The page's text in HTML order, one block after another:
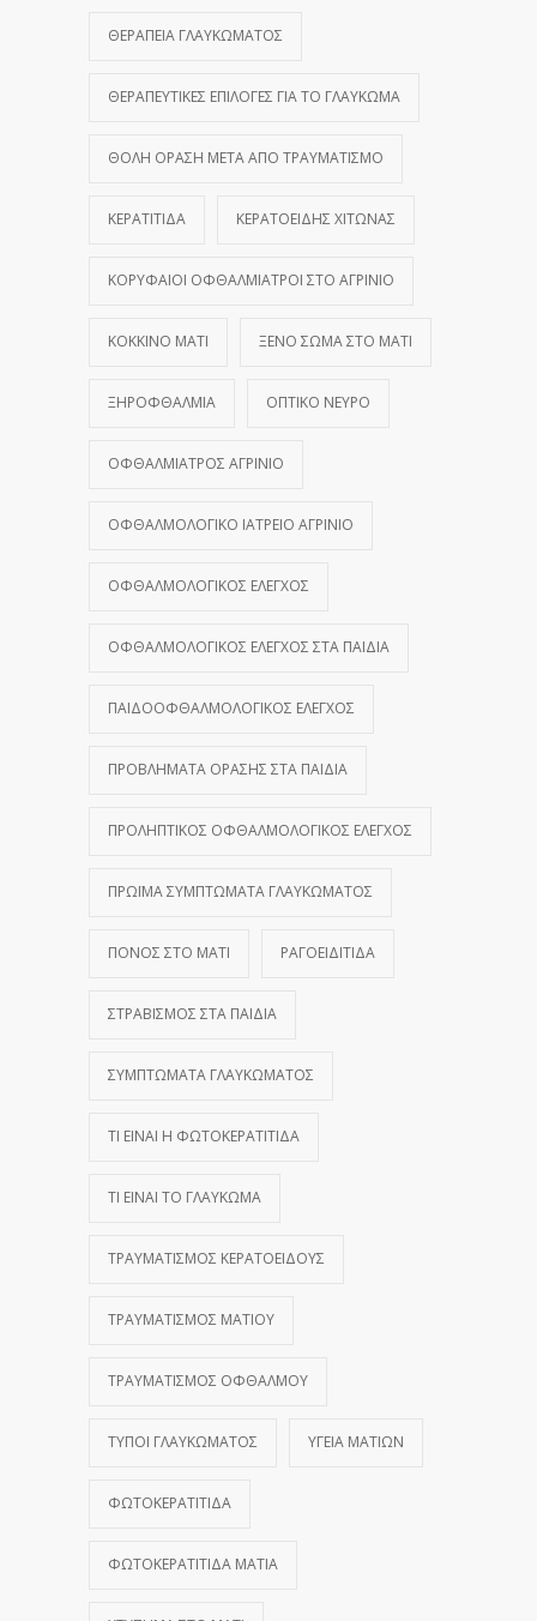
ΘΕΡΑΠΕΊΑ ΓΛΑΥΚΏΜΑΤΟΣ
ΘΕΡΑΠΕΥΤΙΚΈΣ ΕΠΙΛΟΓΈΣ ΓΙΑ ΤΟ ΓΛΑΎΚΩΜΑ
ΘΟΛΉ ΌΡΑΣΗ ΜΕΤΆ ΑΠΌ ΤΡΑΥΜΑΤΙΣΜΌ
ΚΕΡΑΤΊΤΙΔΑ ΚΕΡΑΤΟΕΙΔΉΣ ΧΙΤΏΝΑΣ
ΚΟΡΥΦΑΊΟΙ ΟΦΘΑΛΜΊΑΤΡΟΙ ΣΤΟ ΑΓΡΊΝΙΟ
ΚΌΚΚΙΝΟ ΜΆΤΙ ΞΈΝΟ ΣΏΜΑ ΣΤΟ ΜΆΤΙ
ΞΗΡΟΦΘΑΛΜΊΑ ΟΠΤΙΚΌ ΝΕΎΡΟ
ΟΦΘΑΛΜΊΑΤΡΟΣ ΑΓΡΊΝΙΟ
ΟΦΘΑΛΜΟΛΟΓΙΚΌ ΙΑΤΡΕΊΟ ΑΓΡΊΝΙΟ
ΟΦΘΑΛΜΟΛΟΓΙΚΌΣ ΈΛΕΓΧΟΣ
ΟΦΘΑΛΜΟΛΟΓΙΚΌΣ ΈΛΕΓΧΟΣ ΣΤΑ ΠΑΙΔΙΆ
ΠΑΙΔΟΟΦΘΑΛΜΟΛΟΓΙΚΌΣ ΈΛΕΓΧΟΣ
ΠΡΟΒΛΉΜΑΤΑ ΌΡΑΣΗΣ ΣΤΑ ΠΑΙΔΙΆ
ΠΡΟΛΗΠΤΙΚΌΣ ΟΦΘΑΛΜΟΛΟΓΙΚΌΣ ΈΛΕΓΧΟΣ
ΠΡΏΙΜΑ ΣΥΜΠΤΏΜΑΤΑ ΓΛΑΥΚΏΜΑΤΟΣ
ΠΌΝΟΣ ΣΤΟ ΜΆΤΙ ΡΑΓΟΕΙΔΊΤΙΔΑ
ΣΤΡΑΒΙΣΜΌΣ ΣΤΑ ΠΑΙΔΙΆ
ΣΥΜΠΤΏΜΑΤΑ ΓΛΑΥΚΏΜΑΤΟΣ
ΤΙ ΕΊΝΑΙ Η ΦΩΤΟΚΕΡΑΤΊΤΙΔΑ
ΤΙ ΕΊΝΑΙ ΤΟ ΓΛΑΎΚΩΜΑ
ΤΡΑΥΜΑΤΙΣΜΌΣ ΚΕΡΑΤΟΕΙΔΟΎΣ
ΤΡΑΥΜΑΤΙΣΜΌΣ ΜΑΤΙΟΎ
ΤΡΑΥΜΑΤΙΣΜΌΣ ΟΦΘΑΛΜΟΎ
ΤΎΠΟΙ ΓΛΑΥΚΏΜΑΤΟΣ ΥΓΕΊΑ ΜΑΤΙΏΝ
ΦΩΤΟΚΕΡΑΤΊΤΙΔΑ
ΦΩΤΟΚΕΡΑΤΊΤΙΔΑ ΜΆΤΙΑ